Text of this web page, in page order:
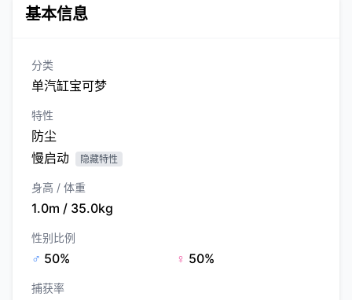
基本信息
分类
单汽缸宝可梦
特性
防尘
慢启动
隐藏特性
身高 / 体重
1.0m / 35.0kg
性别比例
♂ 50% ♀ 50%
捕获率